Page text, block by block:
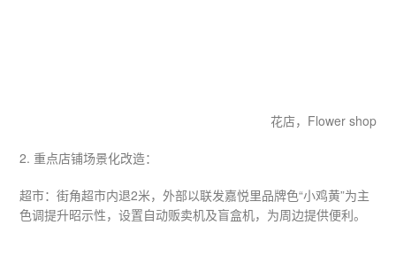
花店，Flower shop
2. 重点店铺场景化改造：
超市：街角超市内退2米，外部以联发嘉悦里品牌色“小鸡黄”为主
色调提升昭示性，设置自动贩卖机及盲盒机，为周边提供便利。